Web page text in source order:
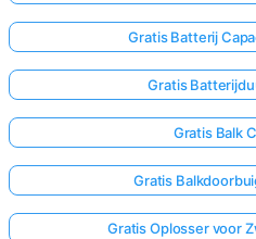
Gratis Batterij
Gratis
Gratis Balk
Gratis
Gratis Oplosser voor